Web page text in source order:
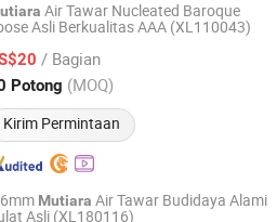
Air Tawar Nucleated Baroque
Asli Berkualitas AAA (XL110043)
/ Bagian
Potong (MOQ)
Kirim Permintaan
Co., Ltd.
Harga mulai 2013
Mutiara Air Tawar Budidaya Alami
Asli (XL180116)